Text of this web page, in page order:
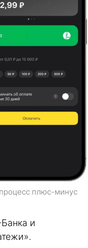
плюс-минус
и